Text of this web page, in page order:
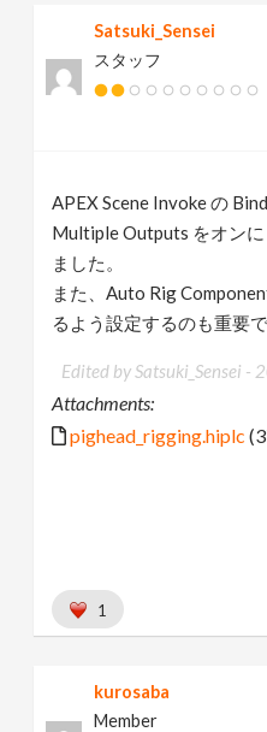
Satsuki_Sensei
スタッフ
APEX Scene Invoke の Bind
Multiple Outputs をオンに
ました。
また、Auto Rig
るよう設定するのも重要で
Edited by Satsuki_Sensei -
Attachments:
pighead_rigging.hiplc
1
kurosaba
Member